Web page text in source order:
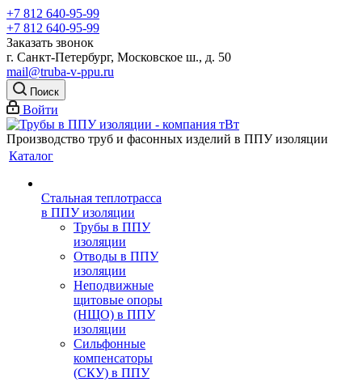
+7 812 640-95-99
+7 812 640-95-99
Заказать звонок
г. Санкт-Петербург, Московское ш., д. 50
mail@truba-v-ppu.ru
Поиск
Войти
Производство труб и фасонных изделий в ППУ изоляции
Каталог
Стальная теплотрасса
в ППУ изоляции
Трубы в ППУ
изоляции
Отводы в ППУ
изоляции
Неподвижные
щитовые опоры
(НЩО) в ППУ
изоляции
Cильфонные
компенсаторы
(СКУ) в ППУ